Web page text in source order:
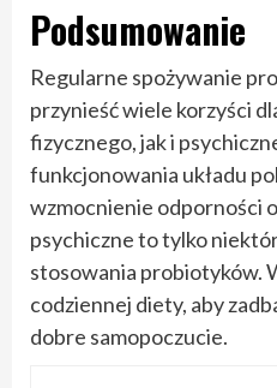
Podsumowanie
Regularne spożywanie
przynieść wiele korzyści
fizycznego, jak i
funkcjonowania układu
wzmocnienie odporności
psychiczne to tylko
stosowania probiotyków.
codziennej diety, aby
dobre samopoczucie.